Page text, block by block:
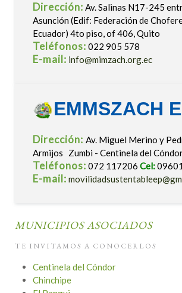
Dirección: Av. Salinas N17-245
Asunción (Edif: Federación de
Ecuador) 4to piso, of 406, Quito
Teléfonos: 022 905 578
E-mail: info@mimzach.org.ec
EMMSZACH
Dirección: Av. Miguel Merino y
Armijos Zumbi - Centinela del
Teléfonos: 072 117206 Cel:
E-mail:
MUNICIPIOS ASOCIADOS
TE INVITAMOS A CONOCERLOS
Centinela del Cóndor
Chinchipe